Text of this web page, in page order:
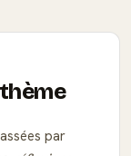
par